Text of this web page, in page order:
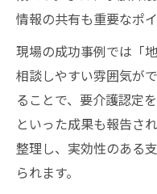
情報の共有も重要なポ
現場の成功事例では「
相談しやすい雰囲気が
ることで、要介護認定
といった成果も報告さ
整理し、実効性のある
られます。